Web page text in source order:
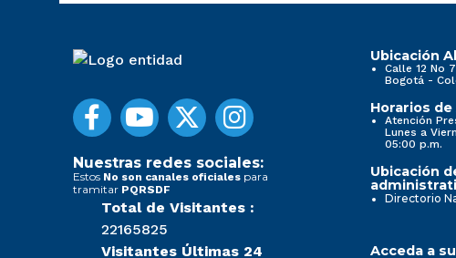
Nuestras redes sociales:
Estos No son canales oficiales para
tramitar PQRSDF
Total de Visitantes :
22165825
Visitantes Últimas 24
Ubicación
Calle 12 No
Bogotá -
Horarios
Atención
Lunes a
05:00 p.m.
Ubicación
Directorio
Acceda a